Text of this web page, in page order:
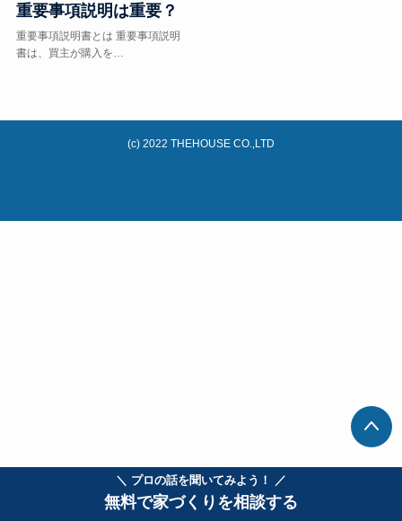
＼ プロの話を聞いてみよう！ ／
無料で家づくりを相談する
重要事項説明は重要？
重要事項説明書とは 重要事項説明
書は、買主が購入を…
(c) 2022 THEHOUSE CO.,LTD